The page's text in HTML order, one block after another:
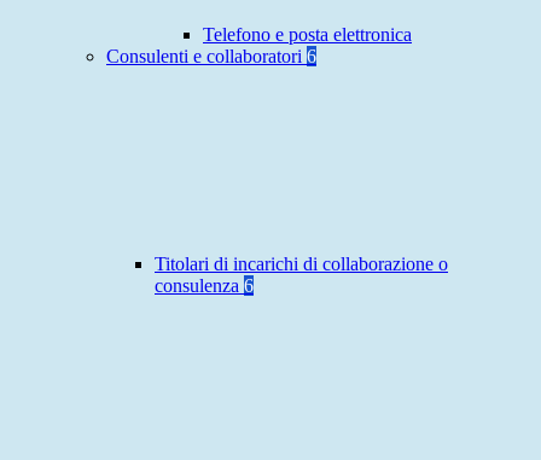
Telefono e posta elettronica
Consulenti e collaboratori 6
Titolari di incarichi di collaborazione o
consulenza 6